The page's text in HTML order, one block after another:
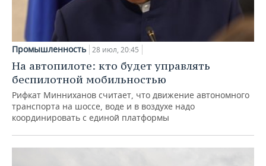
Промышленность 28 июл, 20:45
На автопилоте: кто будет управлять
беспилотной мобильностью
Рифкат Минниханов считает, что движение автономного
транспорта на шоссе, воде и в воздухе надо
координировать с единой платформы